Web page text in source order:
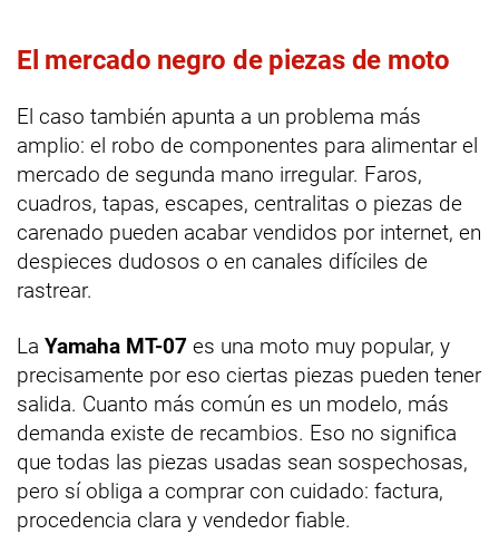
El mercado negro de piezas de moto
El caso también apunta a un problema más
amplio: el robo de componentes para alimentar el
mercado de segunda mano irregular. Faros,
cuadros, tapas, escapes, centralitas o piezas de
carenado pueden acabar vendidos por internet, en
despieces dudosos o en canales difíciles de
rastrear.
La Yamaha MT-07 es una moto muy popular, y
precisamente por eso ciertas piezas pueden tener
salida. Cuanto más común es un modelo, más
demanda existe de recambios. Eso no significa
que todas las piezas usadas sean sospechosas,
pero sí obliga a comprar con cuidado: factura,
procedencia clara y vendedor fiable.